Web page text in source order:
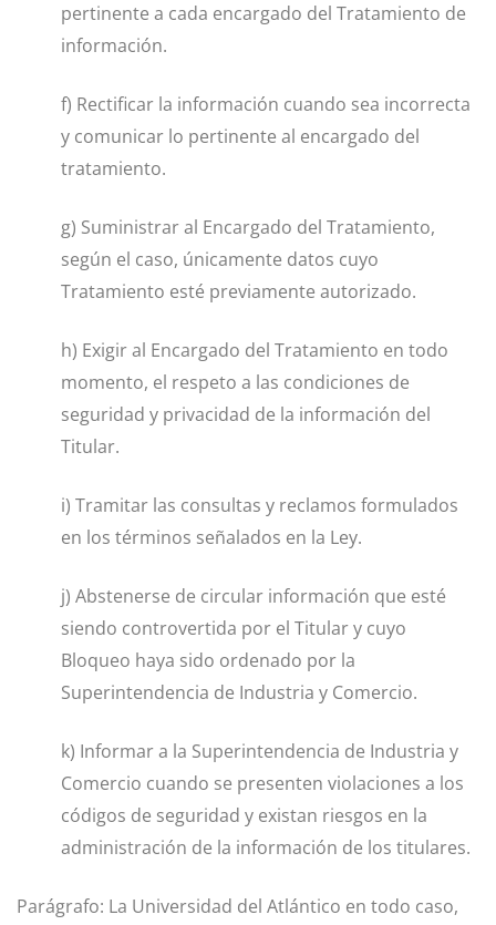
pertinente a cada encargado del Tratamiento de
información.
f) Rectificar la información cuando sea incorrecta
y comunicar lo pertinente al encargado del
tratamiento.
g) Suministrar al Encargado del Tratamiento,
según el caso, únicamente datos cuyo
Tratamiento esté previamente autorizado.
h) Exigir al Encargado del Tratamiento en todo
momento, el respeto a las condiciones de
seguridad y privacidad de la información del
Titular.
i) Tramitar las consultas y reclamos formulados
en los términos señalados en la Ley.
j) Abstenerse de circular información que esté
siendo controvertida por el Titular y cuyo
Bloqueo haya sido ordenado por la
Superintendencia de Industria y Comercio.
k) Informar a la Superintendencia de Industria y
Comercio cuando se presenten violaciones a los
códigos de seguridad y existan riesgos en la
administración de la información de los titulares.
Parágrafo: La Universidad del Atlántico en todo caso,